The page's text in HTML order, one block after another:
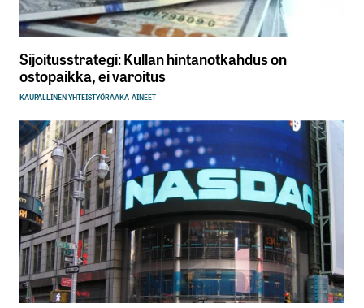
Sijoitusstrategi: Kullan hintanotkahdus on
ostopaikka, ei varoitus
KAUPALLINEN YHTEISTYÖRAAKA-AINEET